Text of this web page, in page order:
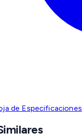
de Especificaciones